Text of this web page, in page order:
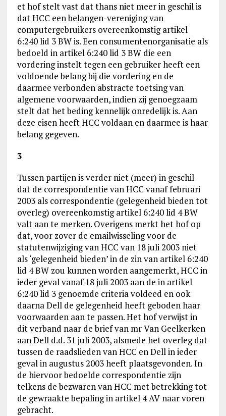
et hof stelt vast dat thans niet meer in geschil is
dat HCC een belangen-vereniging van
computergebruikers overeenkomstig artikel
6:240 lid 3 BW is. Een consumentenorganisatie als
bedoeld in artikel 6:240 lid 3 BW die een
vordering instelt tegen een gebruiker heeft een
voldoende belang bij die vordering en de
daarmee verbonden abstracte toetsing van
algemene voorwaarden, indien zij genoegzaam
stelt dat het beding kennelijk onredelijk is. Aan
deze eisen heeft HCC voldaan en daarmee is haar
belang gegeven.
3
Tussen partijen is verder niet (meer) in geschil
dat de correspondentie van HCC vanaf februari
2003 als correspondentie (gelegenheid bieden tot
overleg) overeenkomstig artikel 6:240 lid 4 BW
valt aan te merken. Overigens merkt het hof op
dat, voor zover de emailwisseling voor de
statutenwijziging van HCC van 18 juli 2003 niet
als ‘gelegenheid bieden’ in de zin van artikel 6:240
lid 4 BW zou kunnen worden aangemerkt, HCC in
ieder geval vanaf 18 juli 2003 aan de in artikel
6:240 lid 3 genoemde criteria voldeed en ook
daarna Dell de gelegenheid heeft geboden haar
voorwaarden aan te passen. Het hof verwijst in
dit verband naar de brief van mr Van Geelkerken
aan Dell d.d. 31 juli 2003, alsmede het overleg dat
tussen de raadslieden van HCC en Dell in ieder
geval in augustus 2003 heeft plaatsgevonden. In
de hiervoor bedoelde correspondentie zijn
telkens de bezwaren van HCC met betrekking tot
de gewraakte bepaling in artikel 4 AV naar voren
gebracht.